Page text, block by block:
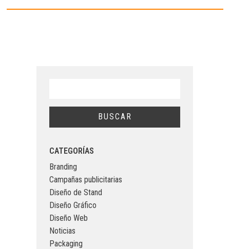
CATEGORÍAS
Branding
Campañas publicitarias
Diseño de Stand
Diseño Gráfico
Diseño Web
Noticias
Packaging